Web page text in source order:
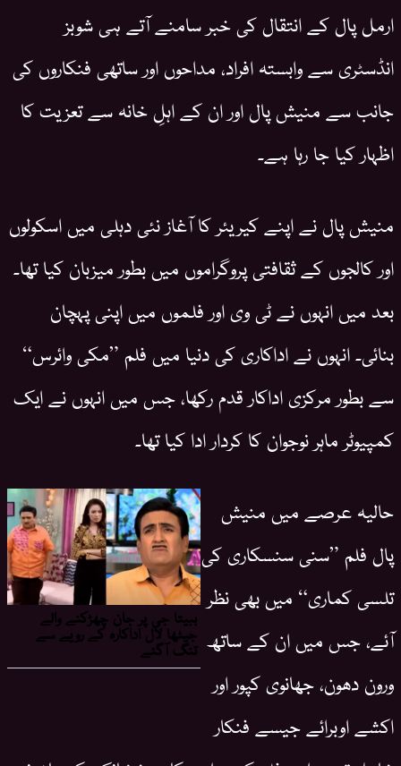
ارمل پال کے انتقال کی خبر سامنے آتے ہی شوبز
انڈسٹری سے وابستہ افراد، مداحوں اور ساتھی فنکاروں کی
جانب سے منیش پال اور ان کے اہلِ خانہ سے تعزیت کا
اظہار کیا جا رہا ہے۔
منیش پال نے اپنے کیریئر کا آغاز نئی دہلی میں اسکولوں
اور کالجوں کے ثقافتی پروگراموں میں بطور میزبان کیا تھا۔
بعد میں انہوں نے ٹی وی اور فلموں میں اپنی پہچان
بنائی۔ انہوں نے اداکاری کی دنیا میں فلم ”مکی وائرس“
سے بطور مرکزی اداکار قدم رکھا، جس میں انہوں نے ایک
کمپیوٹر ماہر نوجوان کا کردار ادا کیا تھا۔
حالیہ عرصے میں منیش
پال فلم ”سنی سنسکاری کی
تلسی کماری“ میں بھی نظر
آئے، جس میں ان کے ساتھ
ورون دھون، جھانوی کپور اور
اکشے اوبرائے جیسے فنکار